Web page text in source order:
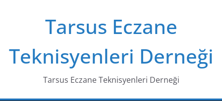
Tarsus Eczane
Teknisyenleri Derneği
Tarsus Eczane Teknisyenleri Derneği